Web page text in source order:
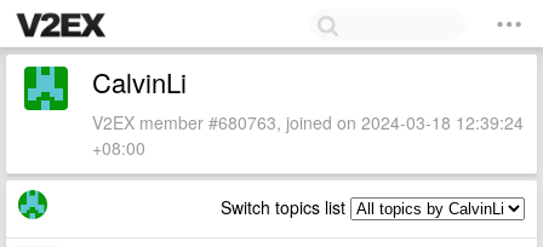
CalvinLi
V2EX member #680763, joined on 2024-03-18 12:39:24
+08:00
Switch topics list